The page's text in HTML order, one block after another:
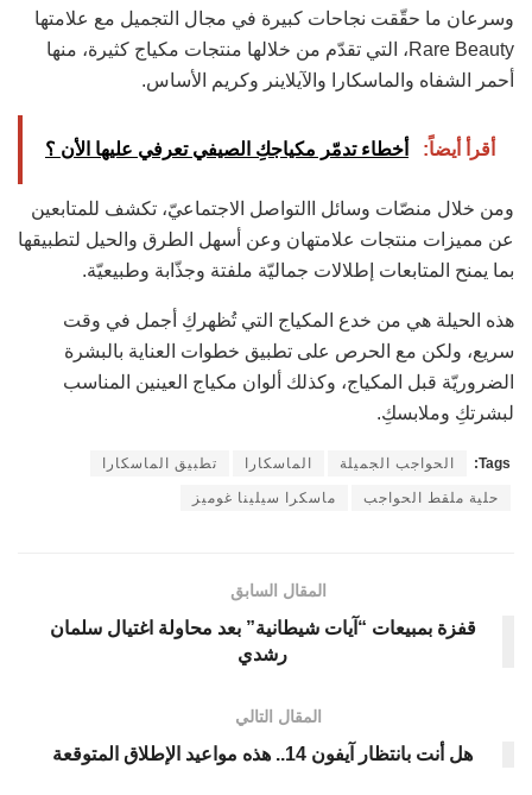
وسرعان ما حقّقت نجاحات كبيرة في مجال التجميل مع علامتها
Rare Beauty، التي تقدّم من خلالها منتجات مكياج كثيرة، منها
أحمر الشفاه والماسكارا والآيلاينر وكريم الأساس.
أقرأ أيضاً: أخطاء تدمّر مكياجكِ الصيفي تعرفي عليها الأن ؟
ومن خلال منصّات وسائل االتواصل الاجتماعيّ، تكشف للمتابعين
عن مميزات منتجات علامتهان وعن أسهل الطرق والحيل لتطبيقها
بما يمنح المتابعات إطلالات جماليّة ملفتة وجذّابة وطبيعيّة.
هذه الحيلة هي من خدع المكياج التي تُظهركِ أجمل في وقت
سريع، ولكن مع الحرص على تطبيق خطوات العناية بالبشرة
الضروريّة قبل المكياج، وكذلك ألوان مكياج العينين المناسب
لبشرتكِ وملابسكِ.
Tags: الحواجب الجميلة الماسكارا تطبيق الماسكارا
حلية ملقط الحواجب ماسكرا سيلينا غوميز
المقال السابق
قفزة بمبيعات “آيات شيطانية” بعد محاولة اغتيال سلمان
رشدي
المقال التالي
هل أنت بانتظار آيفون 14.. هذه مواعيد الإطلاق المتوقعة